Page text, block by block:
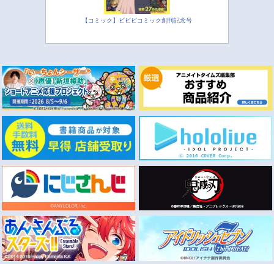
【コミック】ビビビコミック創刊記念号